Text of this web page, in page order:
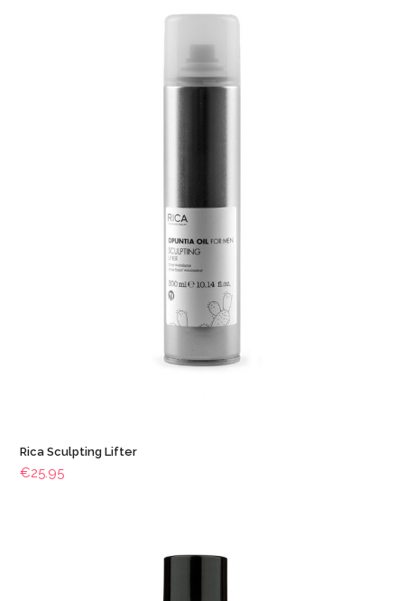
Rica Sculpting Lifter
€25.95